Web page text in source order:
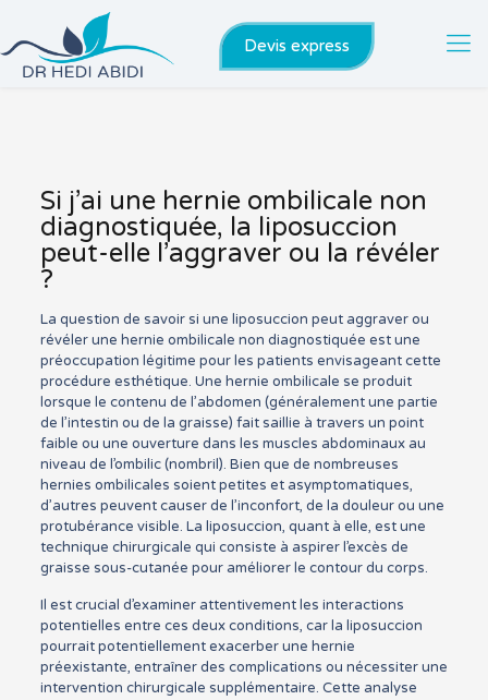
Devis express
Si j’ai une hernie ombilicale non
diagnostiquée, la liposuccion
peut-elle l’aggraver ou la révéler
?
La question de savoir si une liposuccion peut aggraver ou
révéler une hernie ombilicale non diagnostiquée est une
préoccupation légitime pour les patients envisageant cette
procédure esthétique. Une hernie ombilicale se produit
lorsque le contenu de l’abdomen (généralement une partie
de l’intestin ou de la graisse) fait saillie à travers un point
faible ou une ouverture dans les muscles abdominaux au
niveau de l’ombilic (nombril). Bien que de nombreuses
hernies ombilicales soient petites et asymptomatiques,
d’autres peuvent causer de l’inconfort, de la douleur ou une
protubérance visible. La liposuccion, quant à elle, est une
technique chirurgicale qui consiste à aspirer l’excès de
graisse sous-cutanée pour améliorer le contour du corps.
Il est crucial d’examiner attentivement les interactions
potentielles entre ces deux conditions, car la liposuccion
pourrait potentiellement exacerber une hernie
préexistante, entraîner des complications ou nécessiter une
intervention chirurgicale supplémentaire. Cette analyse